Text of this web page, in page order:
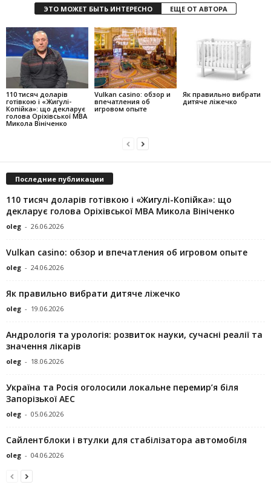
ЭТО МОЖЕТ БЫТЬ ИНТЕРЕСНО ЕЩЕ ОТ АВТОРА
110 тисяч доларів
готівкою і «Жигулі-
Копійка»: що декларує
голова Оріхівської МВА
Микола Вініченко
Vulkan casino: обзор и
впечатления об
игровом опыте
Як правильно вибрати
дитяче ліжечко
Последние публикации
110 тисяч доларів готівкою і «Жигулі-Копійка»: що
декларує голова Оріхівської МВА Микола Вініченко
oleg - 26.06.2026
Vulkan casino: обзор и впечатления об игровом опыте
oleg - 24.06.2026
Як правильно вибрати дитяче ліжечко
oleg - 19.06.2026
Андрологія та урологія: розвиток науки, сучасні реалії та
значення лікарів
oleg - 18.06.2026
Україна та Росія оголосили локальне перемир’я біля
Запорізької АЕС
oleg - 05.06.2026
Сайлентблоки і втулки для стабілізатора автомобіля
oleg - 04.06.2026